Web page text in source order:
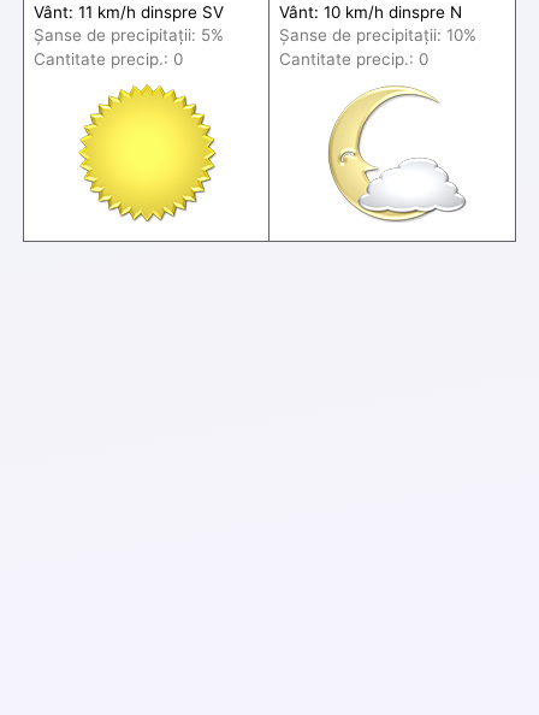
Vânt: 11 km/h dinspre SV
Șanse de precipitații: 5%
Cantitate precip.: 0
Vânt: 10 km/h dinspre N
Șanse de precipitații: 10%
Cantitate precip.: 0